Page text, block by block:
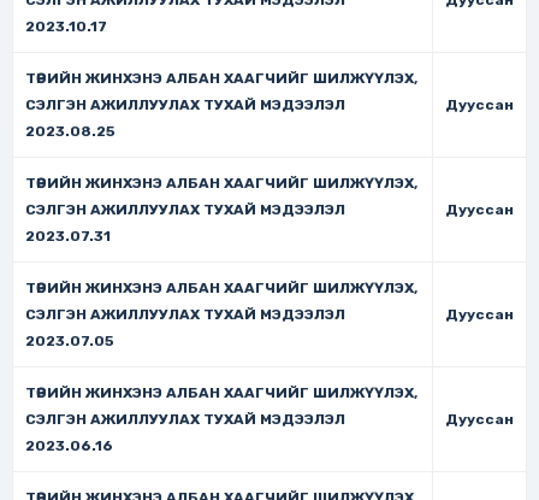
2023.10.17
ТӨРИЙН ЖИНХЭНЭ АЛБАН ХААГЧИЙГ ШИЛЖҮҮЛЭХ,
СЭЛГЭН АЖИЛЛУУЛАХ ТУХАЙ МЭДЭЭЛЭЛ
2023.08.25
Дууссан
ТӨРИЙН ЖИНХЭНЭ АЛБАН ХААГЧИЙГ ШИЛЖҮҮЛЭХ,
СЭЛГЭН АЖИЛЛУУЛАХ ТУХАЙ МЭДЭЭЛЭЛ
2023.07.31
Дууссан
ТӨРИЙН ЖИНХЭНЭ АЛБАН ХААГЧИЙГ ШИЛЖҮҮЛЭХ,
СЭЛГЭН АЖИЛЛУУЛАХ ТУХАЙ МЭДЭЭЛЭЛ
2023.07.05
Дууссан
ТӨРИЙН ЖИНХЭНЭ АЛБАН ХААГЧИЙГ ШИЛЖҮҮЛЭХ,
СЭЛГЭН АЖИЛЛУУЛАХ ТУХАЙ МЭДЭЭЛЭЛ
2023.06.16
Дууссан